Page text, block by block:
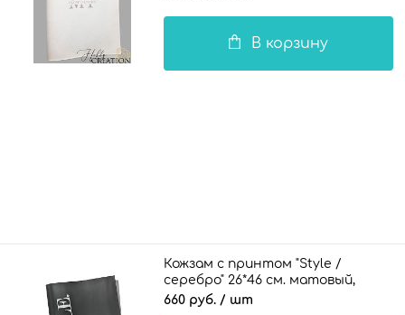
В корзину
Кожзам с принтом "Style /
серебро" 26*46 см. матовый,
черный
660 руб. / шт